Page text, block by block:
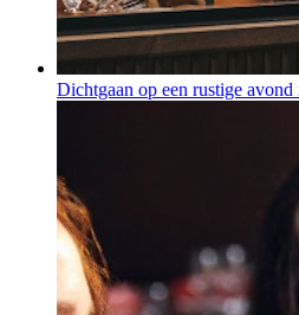
Dichtgaan op een rustige